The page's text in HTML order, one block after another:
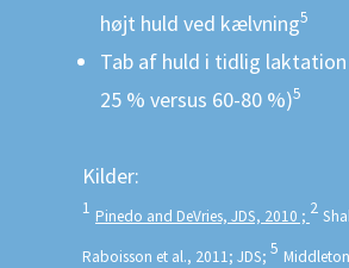
højt huld ved kælvning5
Tab af huld i tidlig
25 % versus 60-80 %)5
Kilder:
1 Pinedo and DeVries, JDS, 2010 ; 2
Raboisson et al., 2011; JDS; 5